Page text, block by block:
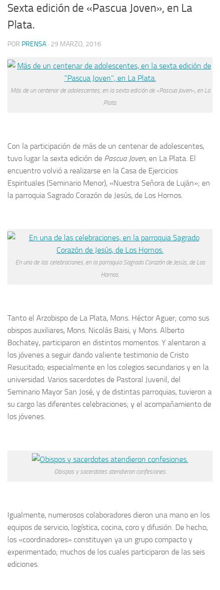
Sexta edición de «Pascua Joven», en La
Plata.
POR PRENSA · 29 MARZO, 2016
Más de un centenar de adolescentes, en la sexta edición de «Pascua Joven», en La
Plata.
Con la participación de más de un centenar de adolescentes,
tuvo lugar la sexta edición de Pascua Joven, en La Plata. El
encuentro volvió a realizarse en la Casa de Ejercicios
Espirituales (Seminario Menor), «Nuestra Señora de Luján»; en
la parroquia Sagrado Corazón de Jesús, de Los Hornos.
En una de las celebraciones, en la parroquia Sagrado Corazón de Jesús, de Los
Hornos.
Tanto el Arzobispo de La Plata, Mons. Héctor Aguer; como sus
obispos auxiliares, Mons. Nicolás Baisi, y Mons. Alberto
Bochatey, participaron en distintos momentos. Y alentaron a
los jóvenes a seguir dando valiente testimonio de Cristo
Resucitado; especialmente en los colegios secundarios y en la
universidad. Varios sacerdotes de Pastoral Juvenil, del
Seminario Mayor San José, y de distintas parroquias, tuvieron a
su cargo las diferentes celebraciones; y el acompañamiento de
los jóvenes.
Obispos y sacerdotes atendieron confesiones.
Igualmente, numerosos colaboradores dieron una mano en los
equipos de servicio, logística, cocina, coro y difusión. De hecho,
los «coordinadores» constituyen ya un grupo compacto y
experimentado; muchos de los cuales participaron de las seis
ediciones.